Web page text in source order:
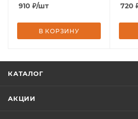
910 ₽/шт
В КОРЗИНУ
720
КАТАЛОГ
АКЦИИ